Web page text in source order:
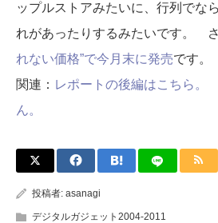
ップルストアみたいに、行列でな
れがあったりするみたいです。 さ
れない価格”で今月末に発売です。
関連： レポートの後編はこちら
ん。
投稿者: asanagi
デジタルガジェット2004-2011